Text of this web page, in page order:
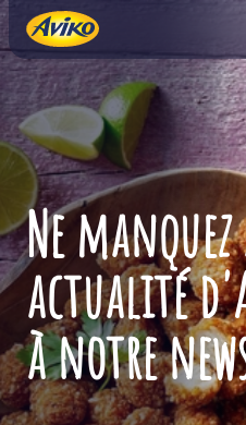
Ne
actualité
à notre